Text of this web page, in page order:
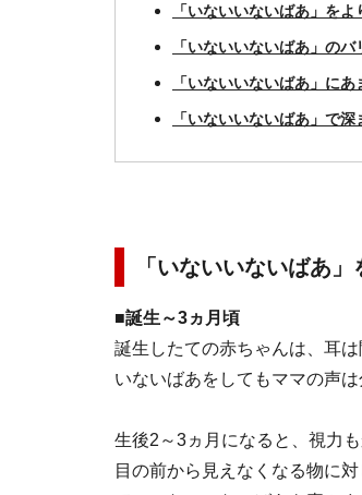
「いないいないばあ」を
「いないいないばあ」の
「いないいないばあ」に
「いないいないばあ」で
「いないいないばあ
■誕生～3ヵ月頃
誕生したての赤ちゃんは、耳
いないばあをしてもママの声
生後2～3ヵ月になると、視力
目の前から見えなくなる物に